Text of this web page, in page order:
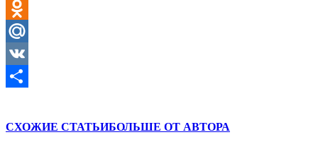
Twitter
Odnoklassniki
Mail.Ru
VK
СХОЖИЕ СТАТЬИБОЛЬШЕ ОТ АВТОРА